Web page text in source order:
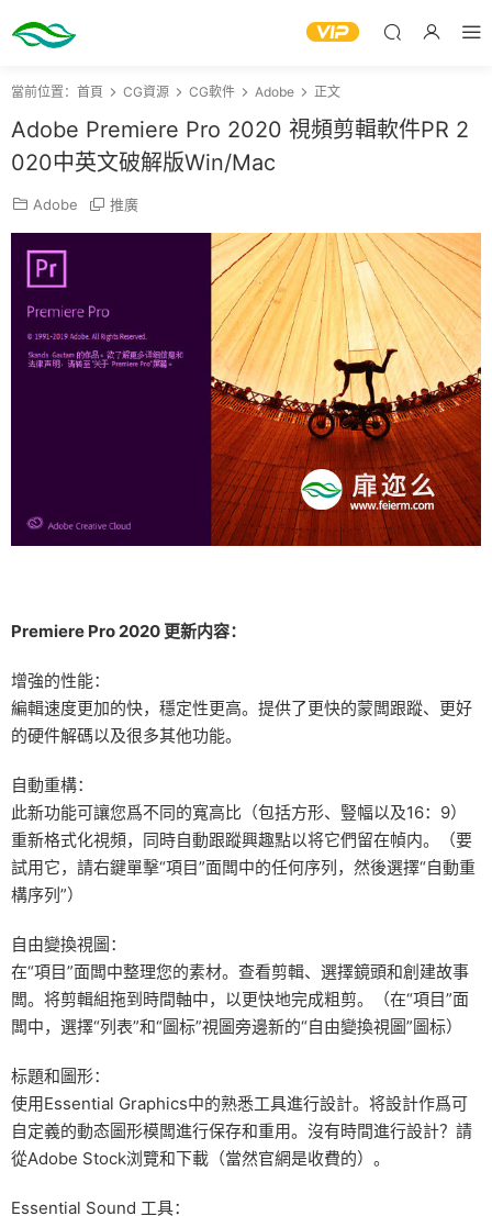
當前位置： 首頁 CG資源 CG軟件 Adobe 正文
Adobe Premiere Pro 2020 視頻剪輯軟件PR 2
020中英文破解版Win/Mac
Adobe 推廣
Premiere Pro 2020 更新内容：
增強的性能：
編輯速度更加的快，穩定性更高。提供了更快的蒙闆跟蹤、更好
的硬件解碼以及很多其他功能。
自動重構：
此新功能可讓您爲不同的寬高比（包括方形、豎幅以及16：9）
重新格式化視頻，同時自動跟蹤興趣點以将它們留在幀内。（要
試用它，請右鍵單擊“項目”面闆中的任何序列，然後選擇“自動重
構序列”）
自由變換視圖：
在“項目”面闆中整理您的素材。查看剪輯、選擇鏡頭和創建故事
闆。将剪輯組拖到時間軸中，以更快地完成粗剪。（在“項目”面
闆中，選擇“列表”和“圖标”視圖旁邊新的“自由變換視圖”圖标）
标題和圖形：
使用Essential Graphics中的熟悉工具進行設計。将設計作爲可
自定義的動态圖形模闆進行保存和重用。沒有時間進行設計？請
從Adobe Stock浏覽和下載（當然官網是收費的）。
Essential Sound 工具：